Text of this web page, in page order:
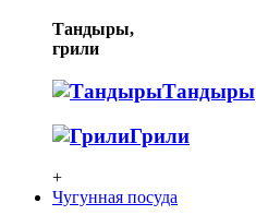
Тандыры,
грили
Тандыры
Грили
+
Чугунная посуда